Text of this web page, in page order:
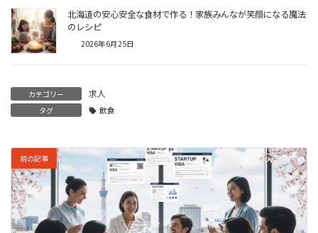
北海道の安心安全な食材で作る！家族みんなが笑顔になる魔法
のレシピ
2026年6月25日
カテゴリー 求人
タグ 飲食
前の記事